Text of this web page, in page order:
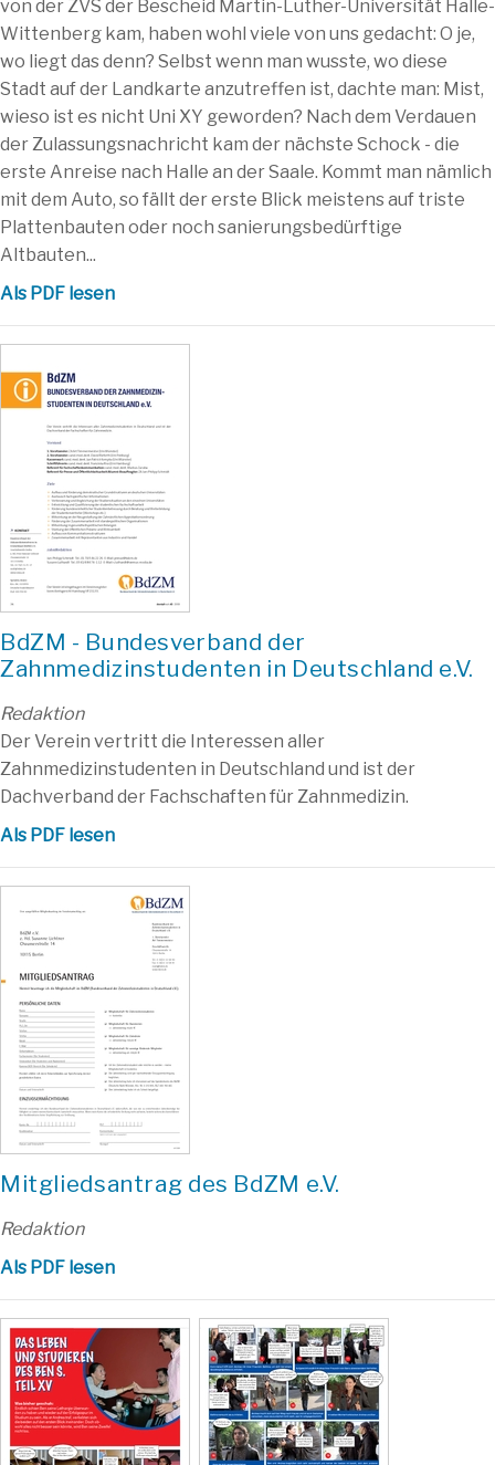
von der ZVS der Bescheid Martin-Luther-Universität Halle-
Wittenberg kam, haben wohl viele von uns gedacht: O je,
wo liegt das denn? Selbst wenn man wusste, wo diese
Stadt auf der Landkarte anzutreffen ist, dachte man: Mist,
wieso ist es nicht Uni XY geworden? Nach dem Verdauen
der Zulassungsnachricht kam der nächste Schock - die
erste Anreise nach Halle an der Saale. Kommt man nämlich
mit dem Auto, so fällt der erste Blick meistens auf triste
Plattenbauten oder noch sanierungsbedürftige
Altbauten...
Als PDF lesen
BdZM - Bundesverband der
Zahnmedizinstudenten in Deutschland e.V.
Redaktion
Der Verein vertritt die Interessen aller
Zahnmedizinstudenten in Deutschland und ist der
Dachverband der Fachschaften für Zahnmedizin.
Als PDF lesen
Mitgliedsantrag des BdZM e.V.
Redaktion
Als PDF lesen